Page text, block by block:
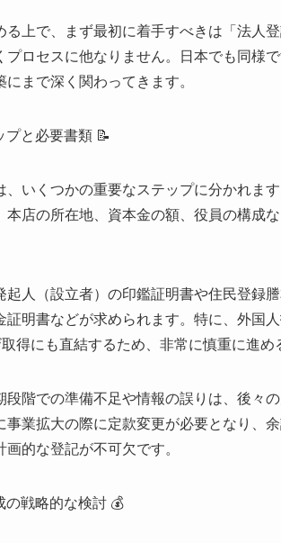
る上で、まず最初に着手すべきは「法人
プロセスに他なりません。日本でも同様
まで深く関わってきます。
と必要書類 📝
いくつかの重要なステップに分かれま
店の所在地、資本金の額、役員の構成
起人（設立者）の印鑑証明書や住民登録
明書などが求められます。特に、外国
得にも直結するため、非常に慎重に進め
段階での準備不足や情報の誤りは、後々
事業拡大の際に定款変更が必要となり、
的な登記が不可欠です。
戦略的な検討 💰